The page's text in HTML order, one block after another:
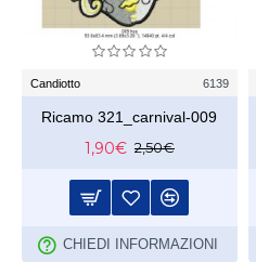
Candiotto 6139
Ricamo 321_carnival-009
1,90€ 2,50€
CHIEDI INFORMAZIONI